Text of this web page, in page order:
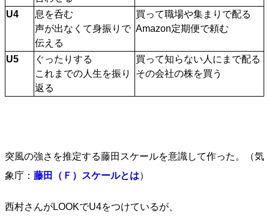
U4
息を呑む
声が出なくて身振りで
伝える
買って職場や集まりで配る
Amazon定期便で頼む
U5
ぐったりする
これまでの人生を振り
返る
買って知らない人にまで配る
その会社の株を買う
突風の強さを推定する藤田スケールを意識して作った。（気
象庁： 藤田（Ｆ）スケールとは）
西村さんがLOOKでU4をつけているが、